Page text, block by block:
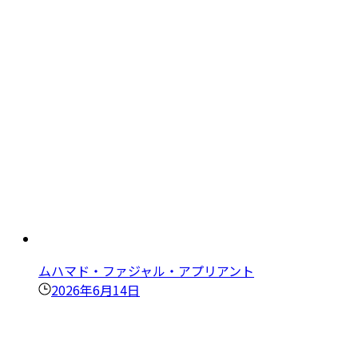
ムハマド・ファジャル・アプリアント
2026年6月14日